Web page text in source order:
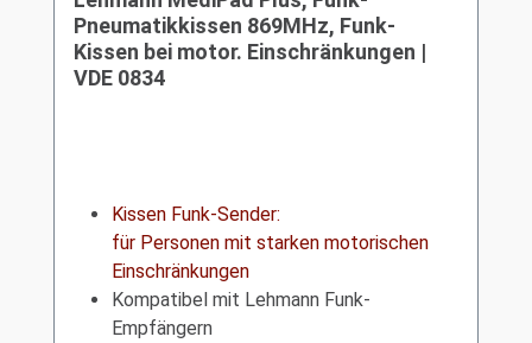
Pneumatikkissen 869MHz, Funk-
Kissen bei motor. Einschränkungen |
VDE 0834
Kissen Funk-Sender:
für Personen mit starken motorischen
Einschränkungen
Kompatibel mit Lehmann Funk-
Empfängern